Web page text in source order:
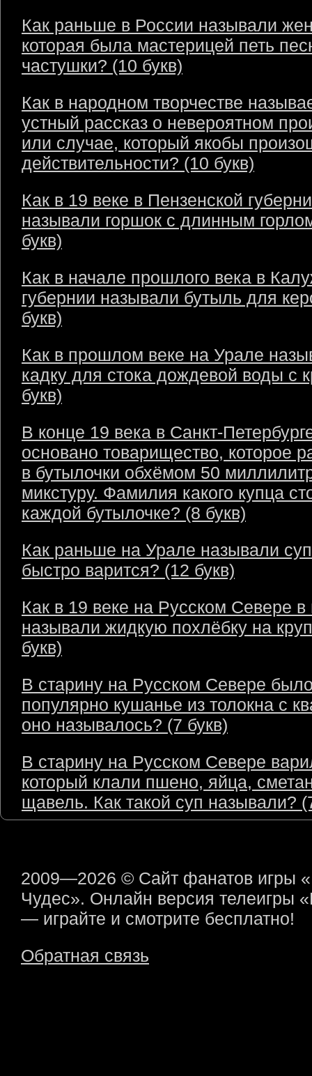
Как раньше в России называли
которая была мастерицей петь
частушки? (10 букв)
Как в народном творчестве
устный рассказ о невероятном
или случае, который якобы
действительности? (10 букв)
Как в 19 веке в Пензенской
называли горшок с длинным
букв)
Как в начале прошлого века в
губернии называли бутыль для
букв)
Как в прошлом веке на Урале
кадку для стока дождевой воды с
букв)
В конце 19 века в Санкт-
основано товарищество, которое
в бутылочки обхёмом 50
микстуру. Фамилия какого купца
каждой бутылочке? (8 букв)
Как раньше на Урале называли
быстро варится? (12 букв)
Как в 19 веке на Русском Севере в
называли жидкую похлёбку на
букв)
В старину на Русском Севере
популярно кушанье из толокна с
оно называлось? (7 букв)
В старину на Русском Севере
который клали пшено, яйца,
щавель. Как такой суп называли?
2009—2026 © Сайт фанатов игры
Чудес». Онлайн версия телеигры
— играйте и смотрите бесплатно!
Обратная связь